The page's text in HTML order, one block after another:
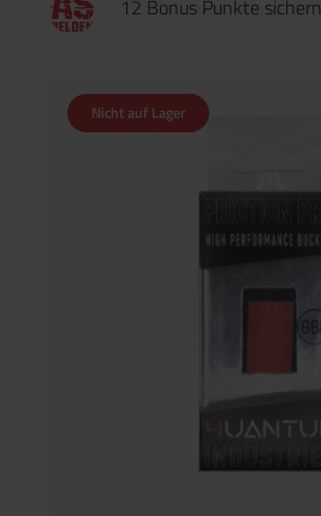
12 Bonus Punkte sichern
Nicht auf Lager